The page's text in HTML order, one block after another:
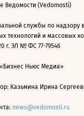
Ведомости (Vedomosti)
службы по надзору
технологий и массовых
г. ЭЛ № ФС 77-79546
Ньюс Медиа»
Казьмина Ирина
news@vedomosti.ru